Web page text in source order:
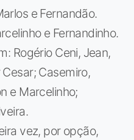
e Fernandão.
e Fernandinho.
Rogério Ceni, Jean,
Casemiro,
e Marcelinho;
vez, por opção,